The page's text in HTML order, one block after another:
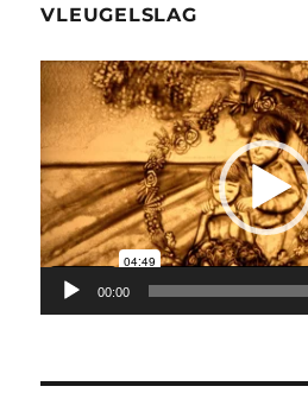
VLEUGELSLAG
Videospeler
00:00